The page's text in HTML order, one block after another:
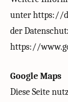
unter https://
der
https://
Google Maps
Diese Seite